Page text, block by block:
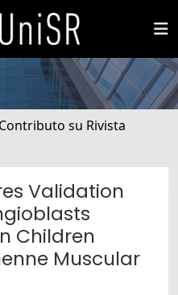
su Rivista
Validation
Children
Muscular